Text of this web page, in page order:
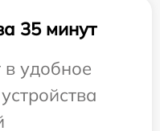
35 минут
удобное